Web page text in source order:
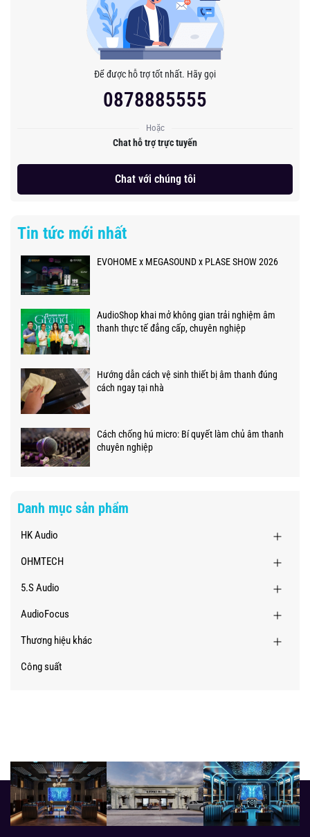
Để được hỗ trợ tốt nhất. Hãy gọi
0878885555
Hoặc
Chat hỗ trợ trực tuyến
Chat với chúng tôi
Tin tức mới nhất
EVOHOME x MEGASOUND x PLASE SHOW 2026
AudioShop khai mở không gian trải nghiệm âm
thanh thực tế đẳng cấp, chuyên nghiệp
Hướng dẫn cách vệ sinh thiết bị âm thanh đúng
cách ngay tại nhà
Cách chống hú micro: Bí quyết làm chủ âm thanh
chuyên nghiệp
Danh mục sản phẩm
HK Audio
OHMTECH
5.S Audio
AudioFocus
Thương hiệu khác
Công suất